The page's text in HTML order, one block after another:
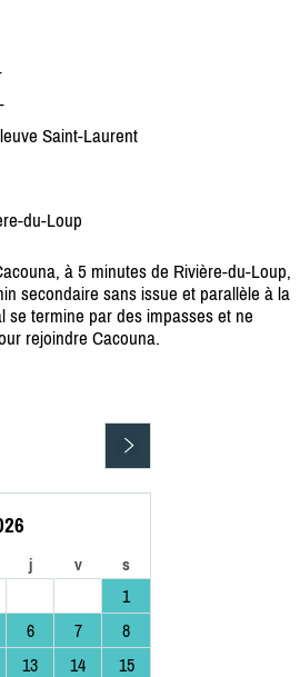
-
Saint-Laurent
du-Loup
à 5 minutes de Rivière-du-Loup,
secondaire sans issue et parallèle à la
se termine par des impasses et ne
rejoindre Cacouna.
j v s
1
6 7
8
13 14
15